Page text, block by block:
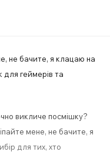
не бачите, я клацаю на
для геймерів та
викличе посмішку?
мене, не бачите, я
для тих, хто